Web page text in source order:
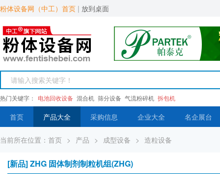
粉体设备网（中工）首页 | 放到桌面
热门关键字： 电池回收设备 混合机 筛分设备 气流粉碎机 拆包机
首页 产品大全 采购信息 企业大全 名企展台
当前所在位置： 首页 > 产品 > 成型设备 > 造粒设备
[新品] ZHG 固体制剂制粒机组(ZHG)